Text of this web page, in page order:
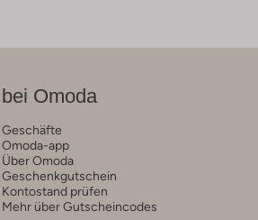
bei Omoda
Geschäfte
Omoda-app
Über Omoda
Geschenkgutschein
Kontostand prüfen
Mehr über Gutscheincodes